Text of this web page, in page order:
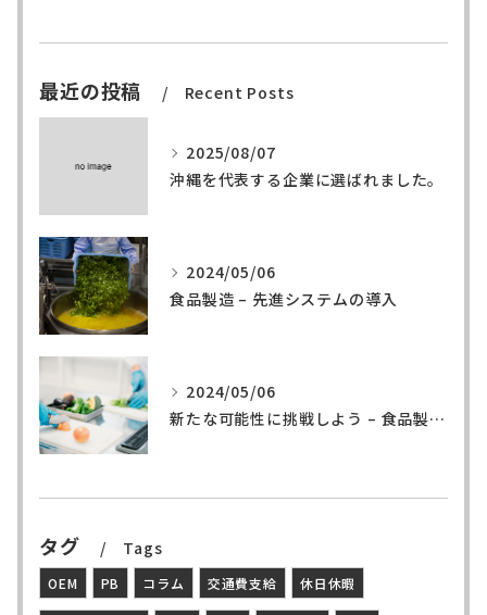
最近の投稿 Recent Posts
2025/08/07
沖縄を代表する企業に選ばれました。
2024/05/06
食品製造 – 先進システムの導入
2024/05/06
新たな可能性に挑戦しよう – 食品製造の世界へ
タグ Tags
OEM PB コラム 交通費支給 休日休暇